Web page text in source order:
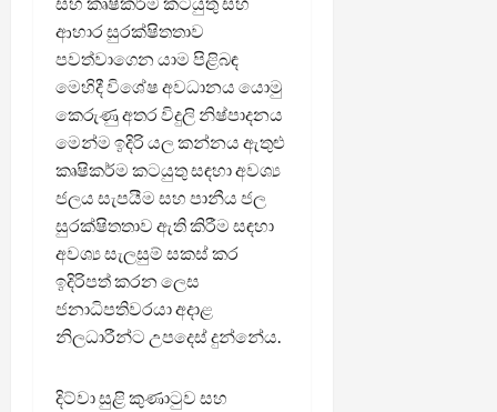
ආහාර සුරක්ෂිතතාව
පවත්වාගෙන යාම පිළිබඳ
මෙහිදී විශේෂ අවධානය යොමු
කෙරුණු අතර විදුලි නිෂ්පාදනය
මෙන්ම ඉදිරි යල කන්නය ඇතුළු
කෘෂිකර්ම කටයුතු සඳහා අවශ්‍ය
ජලය සැපයීම සහ පානීය ජල
සුරක්ෂිතතාව ඇති කිරීම සඳහා
අවශ්‍ය සැලසුම් සකස් කර
ඉදිරිපත් කරන ලෙස
ජනාධිපතිවරයා අදාළ
නිලධාරීන්ට උපදෙස් දුන්නේය.
දිට්වා සුළි කුණාටුව සහ